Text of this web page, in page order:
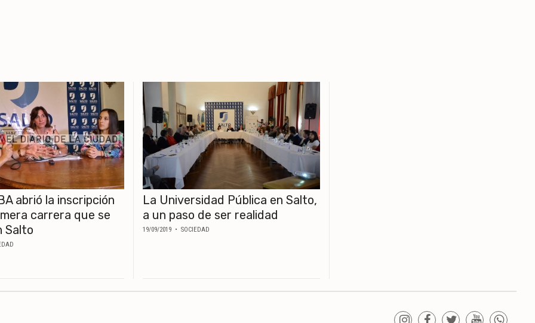
abrió la inscripción
carrera que se
Salto
La Universidad Pública en Salto,
a un paso de ser realidad
19/09/2019 • SOCIEDAD